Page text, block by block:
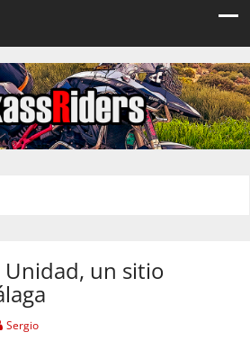
moteros
un sitio
Sergio